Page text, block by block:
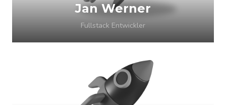
Jan Werner
Fullstack Entwickler